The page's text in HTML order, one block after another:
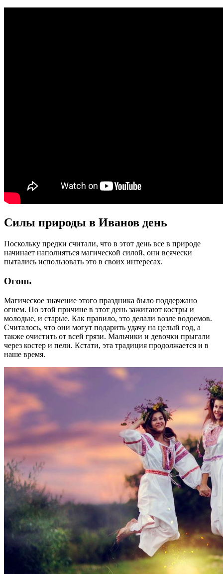
Силы природы в Иванов день
Поскольку предки считали, что в этот день все в природе
начинает наполняться магической силой, они всячески
пытались использовать это в своих интересах.
Огонь
Магическое значение этого праздника было поддержано
огнем. По этой причине в этот день зажигают костры и
молодые, и старые. Как правило, это делали возле водоемов.
Считалось, что они могут подарить удачу на целый год, а
также очистить от всей грязи. Мальчики и девочки прыгали
через костер и пели. Кстати, эта традиция продолжается и в
наше время.